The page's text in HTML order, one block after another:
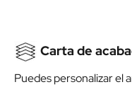
Carta de
Puedes personalizar el